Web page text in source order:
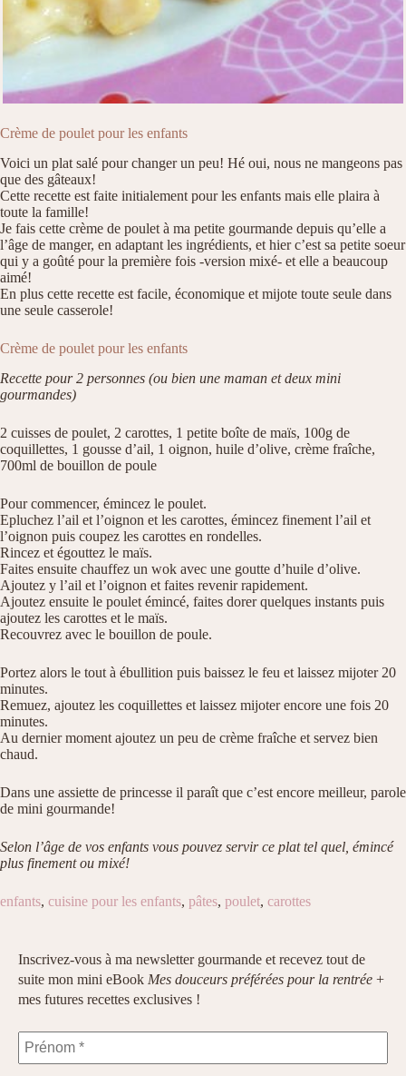
Crème de poulet pour les enfants
Voici un plat salé pour changer un peu! Hé oui, nous ne mangeons pas
que des gâteaux!
Cette recette est faite initialement pour les enfants mais elle plaira à
toute la famille!
Je fais cette crème de poulet à ma petite gourmande depuis qu’elle a
l’âge de manger, en adaptant les ingrédients, et hier c’est sa petite soeur
qui y a goûté pour la première fois -version mixé- et elle a beaucoup
aimé!
En plus cette recette est facile, économique et mijote toute seule dans
une seule casserole!
Crème de poulet pour les enfants
Recette pour 2 personnes (ou bien une maman et deux mini
gourmandes)
2 cuisses de poulet, 2 carottes, 1 petite boîte de maïs, 100g de
coquillettes, 1 gousse d’ail, 1 oignon, huile d’olive, crème fraîche,
700ml de bouillon de poule
Pour commencer, émincez le poulet.
Epluchez l’ail et l’oignon et les carottes, émincez finement l’ail et
l’oignon puis coupez les carottes en rondelles.
Rincez et égouttez le maïs.
Faites ensuite chauffez un wok avec une goutte d’huile d’olive.
Ajoutez y l’ail et l’oignon et faites revenir rapidement.
Ajoutez ensuite le poulet émincé, faites dorer quelques instants puis
ajoutez les carottes et le maïs.
Recouvrez avec le bouillon de poule.
Portez alors le tout à ébullition puis baissez le feu et laissez mijoter 20
minutes.
Remuez, ajoutez les coquillettes et laissez mijoter encore une fois 20
minutes.
Au dernier moment ajoutez un peu de crème fraîche et servez bien
chaud.
Dans une assiette de princesse il paraît que c’est encore meilleur, parole
de mini gourmande!
Selon l’âge de vos enfants vous pouvez servir ce plat tel quel, émincé
plus finement ou mixé!
enfants, cuisine pour les enfants, pâtes, poulet, carottes
Inscrivez-vous à ma newsletter gourmande et recevez tout de
suite mon mini eBook Mes douceurs préférées pour la rentrée +
mes futures recettes exclusives !